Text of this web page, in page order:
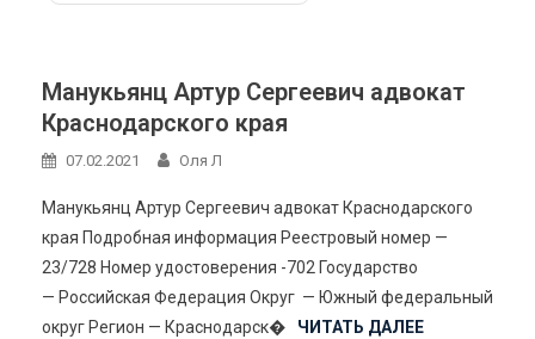
Манукьянц Артур Сергеевич адвокат
Краснодарского края
07.02.2021 Оля Л
Манукьянц Артур Сергеевич адвокат Краснодарского
края Подробная информация Реестровый номер —
23/728 Номер удостоверения -702 Государство
— Российская Федерация Округ — Южный федеральный
округ Регион — Краснодарск�
ЧИТАТЬ ДАЛЕЕ